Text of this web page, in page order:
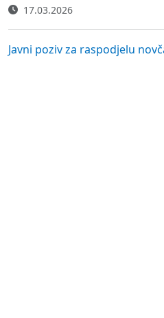
17.03.2026
Javni poziv za raspodjelu